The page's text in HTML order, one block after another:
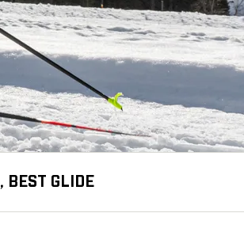
BEST GLIDE